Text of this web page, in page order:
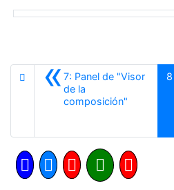
«7: Panel de "Visor
de la
composición"
8